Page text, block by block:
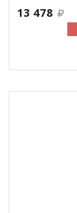
13 478